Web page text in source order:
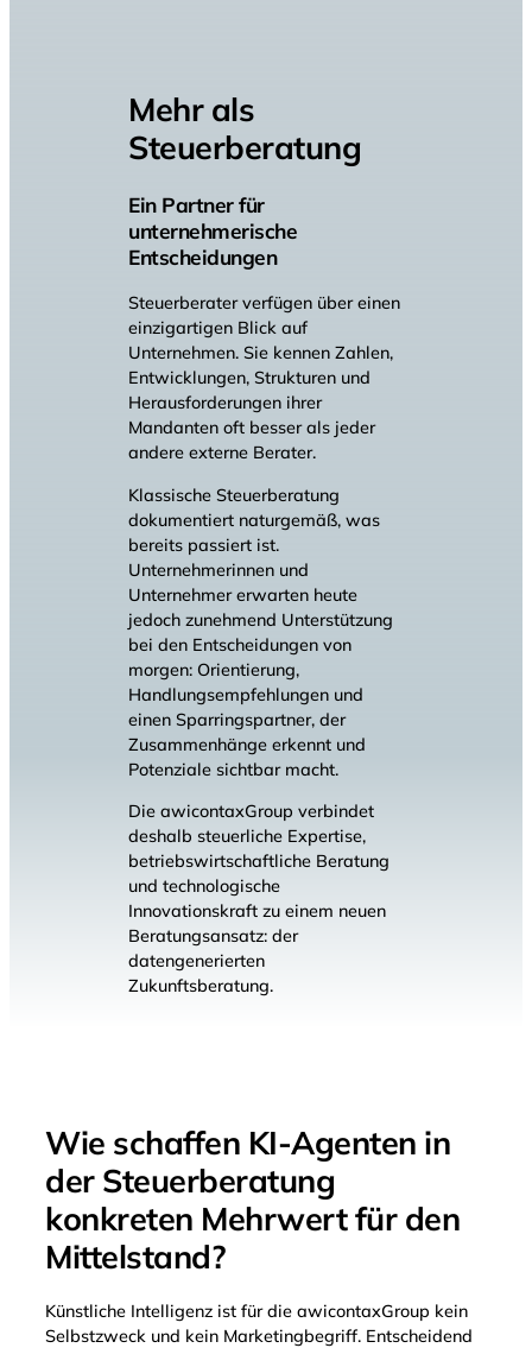
Mehr als
Steuerberatung
Ein Partner für
unternehmerische
Entscheidungen
Steuerberater verfügen über einen
einzigartigen Blick auf
Unternehmen. Sie kennen Zahlen,
Entwicklungen, Strukturen und
Herausforderungen ihrer
Mandanten oft besser als jeder
andere externe Berater.
Klassische Steuerberatung
dokumentiert naturgemäß, was
bereits passiert ist.
Unternehmerinnen und
Unternehmer erwarten heute
jedoch zunehmend Unterstützung
bei den Entscheidungen von
morgen: Orientierung,
Handlungsempfehlungen und
einen Sparringspartner, der
Zusammenhänge erkennt und
Potenziale sichtbar macht.
Die awicontaxGroup verbindet
deshalb steuerliche Expertise,
betriebswirtschaftliche Beratung
und technologische
Innovationskraft zu einem neuen
Beratungsansatz: der
datengenerierten
Zukunftsberatung.
Wie schaffen KI-Agenten in
der Steuerberatung
konkreten Mehrwert für den
Mittelstand?
Künstliche Intelligenz ist für die awicontaxGroup kein
Selbstzweck und kein Marketingbegriff. Entscheidend